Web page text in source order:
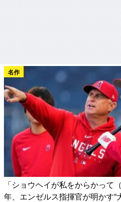
名作
「ショウヘイが私をからかって
年、エンゼルス指揮官が明かす“